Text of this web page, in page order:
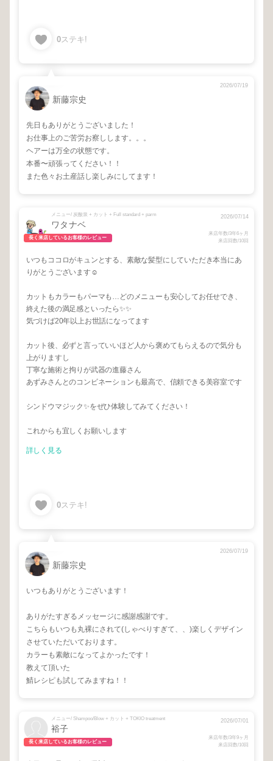
0ステキ!
新藤宗史
2026/07/19
先日もありがとうございました！
お仕事上のご苦労お察しします。。。
ヘアーは万全の状態です。
本番〜頑張ってください！！
また色々お土産話し楽しみにしてます！
メニュー/ 炭酸泉 + カット + Full standard + parm
ワタナベ
長く来店しているお客様のレビュー
2026/07/14
来店年数/3年6ヶ月
来店回数/10回
いつもココロがキュンとする、素敵な髪型にしていただき本当にあ
りがとうございます☺️
カットもカラーもパーマも…どのメニューも安心してお任せでき、
終えた後の満足感といったら✨✨
気づけば20年以上お世話になってます
カット後、必ずと言っていいほど人から褒めてもらえるので気分も
上がりますし
丁寧な施術と拘りが武器の進藤さん
あずみさんとのコンビネーションも最高で、信頼できる美容室です
シンドウマジック✨をぜひ体験してみてください！
これからも宜しくお願いします
詳しく見る
0ステキ!
新藤宗史
2026/07/19
いつもありがとうございます！
ありがたすぎるメッセージに感謝感謝です。
こちらもいつも丸裸にされて(しゃべりすぎて、、)楽しくデザイン
させていただいております。
カラーも素敵になってよかったです！
教えて頂いた
鯖レシピも試してみますね！！
メニュー/ Shampoo/Blow + カット + TOKIO treatment
裕子
長く来店しているお客様のレビュー
2026/07/01
来店年数/3年9ヶ月
来店回数/10回